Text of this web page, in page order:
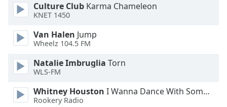
Edge
Style
Font
Family
Culture Club Karma Chameleon
KNET 1450
Van Halen Jump
Wheelz 104.5 FM
Natalie Imbruglia Torn
WLS-FM
Whitney Houston I Wanna Dance With Somebody
Rookery Radio